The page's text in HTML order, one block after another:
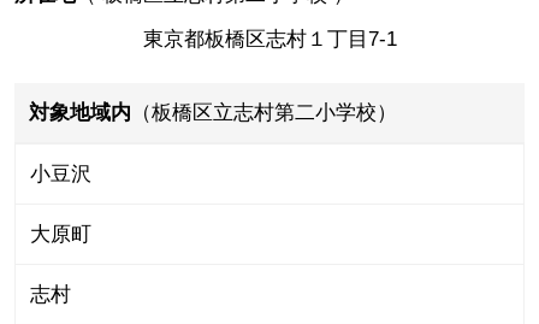
東京都板橋区志村１丁目7-1
対象地域内 （板橋区立志村第二小学校）
小豆沢
大原町
志村